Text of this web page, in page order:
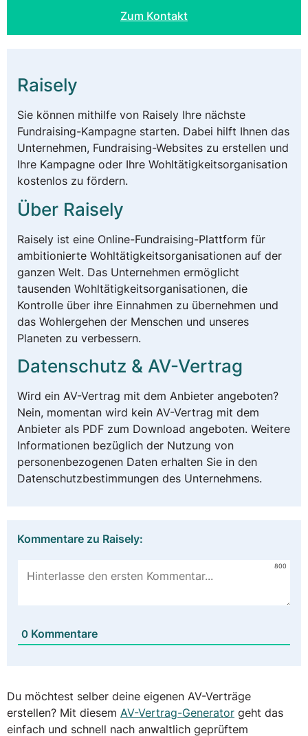
Zum Kontakt
Raisely
Sie können mithilfe von Raisely Ihre nächste
Fundraising-Kampagne starten. Dabei hilft Ihnen das
Unternehmen, Fundraising-Websites zu erstellen und
Ihre Kampagne oder Ihre Wohltätigkeitsorganisation
kostenlos zu fördern.
Über Raisely
Raisely ist eine Online-Fundraising-Plattform für
ambitionierte Wohltätigkeitsorganisationen auf der
ganzen Welt. Das Unternehmen ermöglicht
tausenden Wohltätigkeitsorganisationen, die
Kontrolle über ihre Einnahmen zu übernehmen und
das Wohlergehen der Menschen und unseres
Planeten zu verbessern.
Datenschutz & AV-Vertrag
Wird ein AV-Vertrag mit dem Anbieter angeboten?
Nein, momentan wird kein AV-Vertrag mit dem
Anbieter als PDF zum Download angeboten. Weitere
Informationen bezüglich der Nutzung von
personenbezogenen Daten erhalten Sie in den
Datenschutzbestimmungen des Unternehmens.
Kommentare zu Raisely:
800
0 Kommentare
Du möchtest selber deine eigenen AV-Verträge
erstellen? Mit diesem AV-Vertrag-Generator geht das
einfach und schnell nach anwaltlich geprüftem